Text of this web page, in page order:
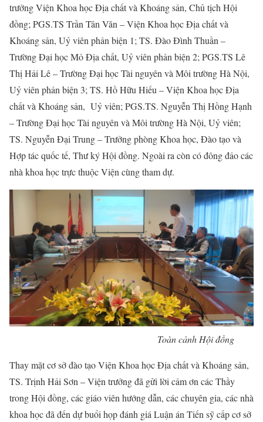
trưởng Viện Khoa học Địa chất và Khoáng sản, Chủ tịch Hội
đồng; PGS.TS Trần Tân Văn – Viện Khoa học Địa chất và
Khoáng sản, Uỷ viên phản biện 1; TS. Đào Đình Thuần –
Trường Đại học Mỏ Địa chất, Uỷ viên phản biện 2; PGS.TS Lê
Thị Hải Lê – Trường Đại học Tài nguyên và Môi trường Hà Nội,
Uỷ viên phản biện 3; TS. Hồ Hữu Hiếu – Viện Khoa học Địa
chất và Khoáng sản, Uỷ viên; PGS.TS. Nguyễn Thị Hồng Hạnh
– Trường Đại học Tài nguyên và Môi trường Hà Nội, Uỷ viên;
TS. Nguyễn Đại Trung – Trưởng phòng Khoa học, Đào tạo và
Hợp tác quốc tế, Thư ký Hội đồng. Ngoài ra còn có đông đảo các
nhà khoa học trực thuộc Viện cùng tham dự.
Toàn cảnh Hội đồng
Thay mặt cơ sở đào tạo Viện Khoa học Địa chất và Khoáng sản,
TS. Trịnh Hải Sơn – Viện trưởng đã gửi lời cảm ơn các Thầy
trong Hội đồng, các giáo viên hướng dẫn, các chuyên gia, các nhà
khoa học đã đến dự buổi họp đánh giá Luận án Tiến sỹ cấp cơ sở